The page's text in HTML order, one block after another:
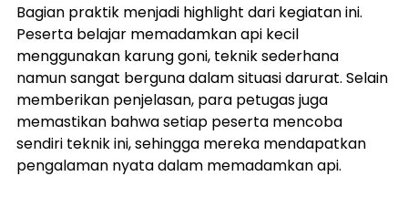
Bagian praktik menjadi highlight dari kegiatan ini.
Peserta belajar memadamkan api kecil
menggunakan karung goni, teknik sederhana
namun sangat berguna dalam situasi darurat. Selain
memberikan penjelasan, para petugas juga
memastikan bahwa setiap peserta mencoba
sendiri teknik ini, sehingga mereka mendapatkan
pengalaman nyata dalam memadamkan api.